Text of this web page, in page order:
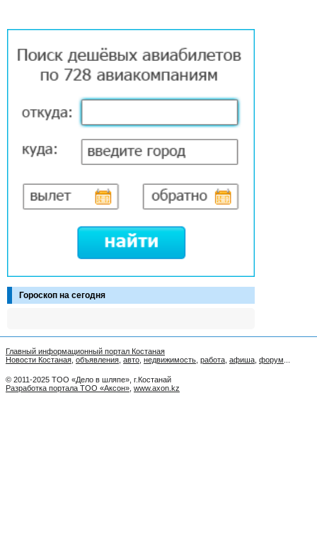
Гороскоп на сегодня
Главный информационный портал Костаная
Новости Костаная объявления авто недвижимость работа афиша форум
© 2011-2025 ТОО «Дело в шляпе», г.Костанай
Разработка портала ТОО «Аксон» www.axon.kz